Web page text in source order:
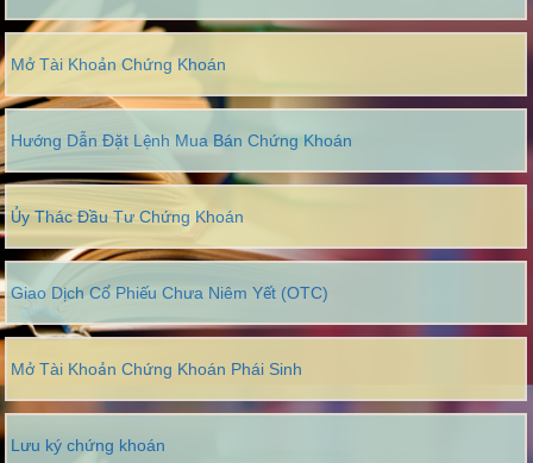
Mở Tài Khoản Chứng Khoán
Hướng Dẫn Đặt Lệnh Mua Bán Chứng Khoán
Ủy Thác Đầu Tư Chứng Khoán
Giao Dịch Cổ Phiếu Chưa Niêm Yết (OTC)
Mở Tài Khoản Chứng Khoán Phái Sinh
Lưu ký chứng khoán